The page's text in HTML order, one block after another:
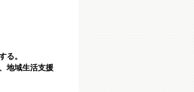
する。
地域生活支援